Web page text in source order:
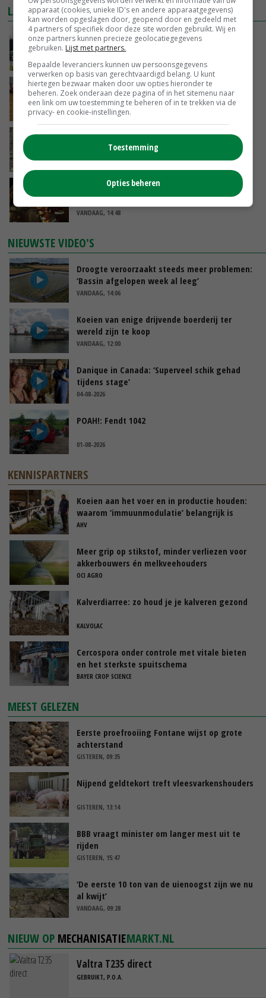
LAATSTE NIEUWS
Gemiddelde Europese melkprijs daalt licht in
juni
VANDAAG, 17:04
Frans onderzoekcentrum bestrijkt hele
varkensvleesketen
VANDAAG, 15:29
Emmeloord noteert eerste zaaiuien op
maximaal 20 euro
VANDAAG, 14:59
Spontane boerenacties in Twente en
Apeldoorn zetten de trend
VANDAAG, 14:48
NIEUWSTE VIDEO'S
Droogte veroorzaakt steeds meer problemen:
‘Bassin afgelopen week al leeg’
VANDAAG, 14:06
Koeien van enige drijvende boerderij ter
wereld zijn te koop
VANDAAG, 12:00
Danique in Canada: ‘Superveel schik gehad
tijdens stage’
04-08-2026
POAH!: Fendt 1042
01-08-2026
KENNISPARTNERS
Koeien aan het voer en in productie houden:
waarom ‘immuunmodulatie’ belangrijk is
tijdens de transitieperiode
AHV
Meer grip op stikstof, minder verliezen voor
akkerbouwers én melkveehouders
OCI AGRO
Kalverdiarree: zo houd je je kalveren gezond
KALVOLAC
Cercospora onder controle met vitale bieten
en het sterkste spuitschema
BAYER CROP SCIENCE
MEEST GELEZEN
Eerste proefrooiing Fontane wijst op grote
achterstand
GISTEREN, 09:35
Nijpend geldtekort treft vleesvarkenshouders
GISTEREN, 13:14
BBB vraagt minister om langer mest uit te
rijden
GISTEREN, 15:47
‘De eerste 10 ton van de uienoogst zijn we nu
al kwijt’
VANDAAG, 09:28
NIEUW OP MECHANISATIEMARKT.NL
Valtra T235 direct
GEBRUIKT, P.O.A.
apparaat (cookies, unieke ID's en andere apparaatgegevens)
kan worden opgeslagen door, geopend door en gedeeld met
4 partners of specifiek door deze site worden gebruikt. Wij en
onze partners kunnen precieze geolocatiegegevens
gebruiken. Lijst met partners.
Bepaalde leveranciers kunnen uw persoonsgegevens
verwerken op basis van gerechtvaardigd belang. U kunt
hiertegen bezwaar maken door uw opties hieronder te
beheren. Zoek onderaan deze pagina of in het sitemenu naar
een link om uw toestemming te beheren of in te trekken via de
privacy- en cookie-instellingen.
Toestemming
Opties beheren